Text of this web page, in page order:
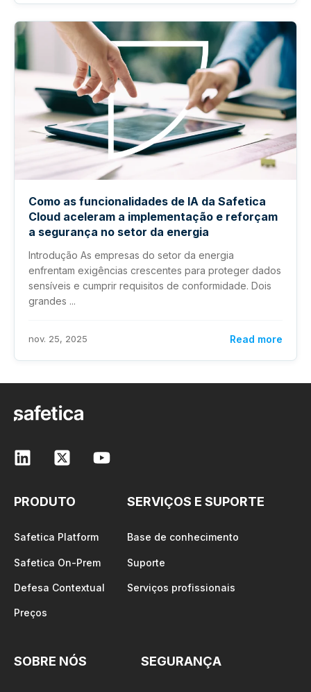
Como as funcionalidades de IA da Safetica
Cloud aceleram a implementação e reforçam
a segurança no setor da energia
Introdução As empresas do setor da energia
enfrentam exigências crescentes para proteger dados
sensíveis e cumprir requisitos de conformidade. Dois
grandes ...
nov. 25, 2025 Read more
PRODUTO
Safetica Platform
Safetica On-Prem
Defesa Contextual
Preços
SERVIÇOS E SUPORTE
Base de conhecimento
Suporte
Serviços profissionais
SOBRE NÓS SEGURANÇA